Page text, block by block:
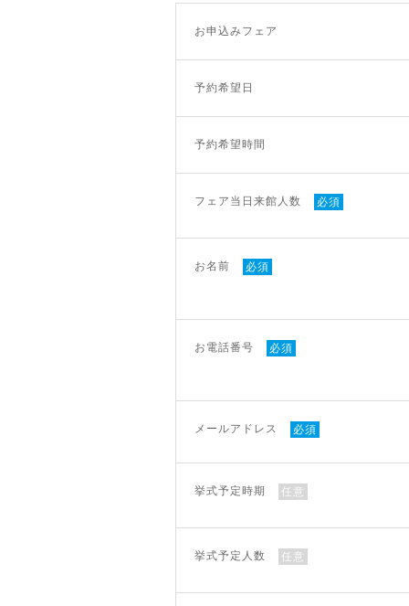
お申込みフェア
予約希望日
予約希望時間
フェア当日来館人数 必須
お名前 必須
お電話番号
必須
メールアドレス 必須
挙式予定時期 任意
挙式予定人数 任意